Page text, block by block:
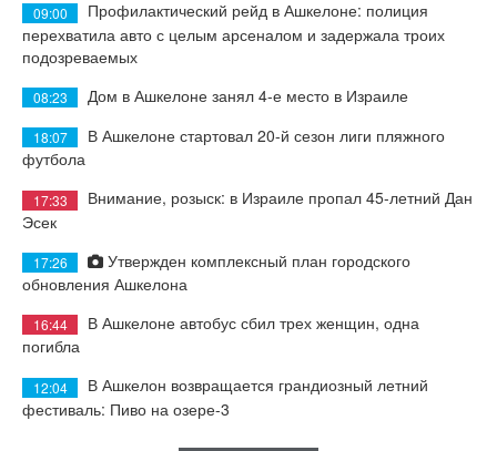
09:00
Профилактический рейд в Ашкелоне: полиция
перехватила авто с целым арсеналом и задержала троих
подозреваемых
08:23 Дом в Ашкелоне занял 4-е место в Израиле
18:07
В Ашкелоне стартовал 20-й сезон лиги пляжного
футбола
17:33
Внимание, розыск: в Израиле пропал 45-летний Дан
Эсек
17:26
Утвержден комплексный план городского
обновления Ашкелона
16:44
В Ашкелоне автобус сбил трех женщин, одна
погибла
12:04
В Ашкелон возвращается грандиозный летний
фестиваль: Пиво на озере-3